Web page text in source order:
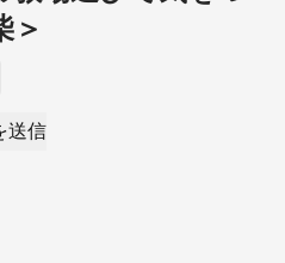
＞
送信